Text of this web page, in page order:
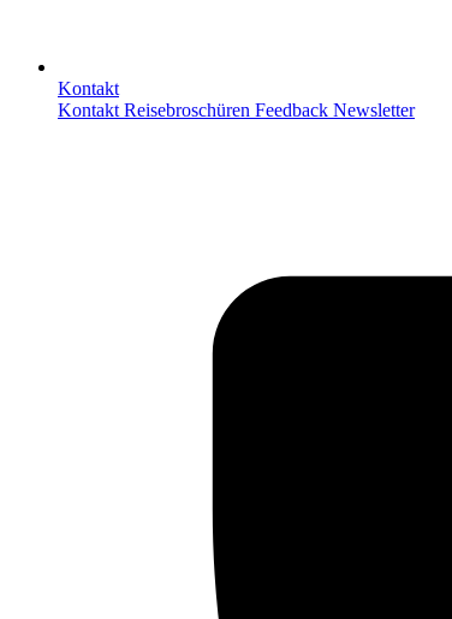
Kontakt
Kontakt Reisebroschüren Feedback Newsletter